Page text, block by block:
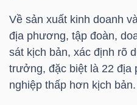
Về sản xuất kinh doanh
địa phương, tập đoàn,
sát kịch bản, xác định rõ
trưởng, đặc biệt là 22 địa
nghiệp thấp hơn kịch bản.
TIN